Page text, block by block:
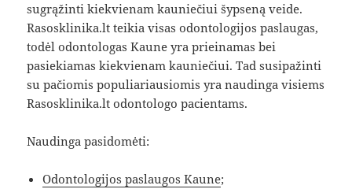
sugrąžinti kiekvienam kauniečiui šypseną veide.
Rasosklinika.lt teikia visas odontologijos paslaugas,
todėl odontologas Kaune yra prieinamas bei
pasiekiamas kiekvienam kauniečiui. Tad susipažinti
su pačiomis populiariausiomis yra naudinga visiems
Rasosklinika.lt odontologo pacientams.
Naudinga pasidomėti:
Odontologijos paslaugos Kaune;